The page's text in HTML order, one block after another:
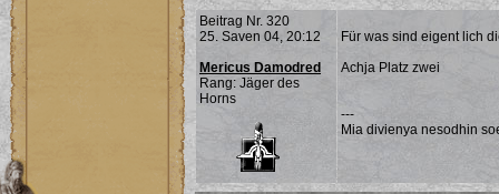
Beitrag Nr. 320
25. Saven 04, 20:12
Mericus Damodred
Rang: Jäger des
Horns
Für was sind eigent lich
Achja Platz zwei
---
Mia divienya nesodhin